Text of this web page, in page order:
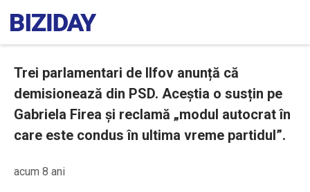
Trei parlamentari de Ilfov anunță că
demisionează din PSD. Aceștia o susțin pe
Gabriela Firea și reclamă „modul autocrat în
care este condus în ultima vreme partidul”.
acum 8 ani